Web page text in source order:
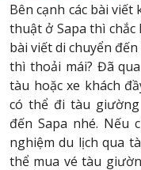
Bên cạnh các bài
thuật ở Sapa thì
bài viết di chuyển đến
thì thoải mái? Đã
tàu hoặc xe khách
có thể đi tàu
đến Sapa nhé. Nếu
nghiệm du lịch qua
thể mua vé tàu